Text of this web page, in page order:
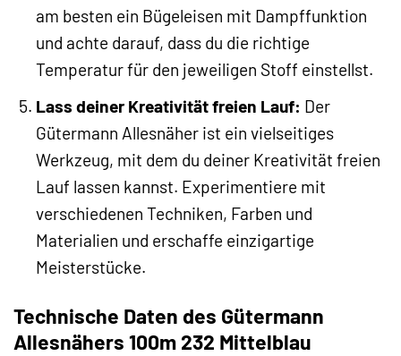
am besten ein Bügeleisen mit Dampffunktion
und achte darauf, dass du die richtige
Temperatur für den jeweiligen Stoff einstellst.
Lass deiner Kreativität freien Lauf: Der
Gütermann Allesnäher ist ein vielseitiges
Werkzeug, mit dem du deiner Kreativität freien
Lauf lassen kannst. Experimentiere mit
verschiedenen Techniken, Farben und
Materialien und erschaffe einzigartige
Meisterstücke.
Technische Daten des Gütermann
Allesnähers 100m 232 Mittelblau